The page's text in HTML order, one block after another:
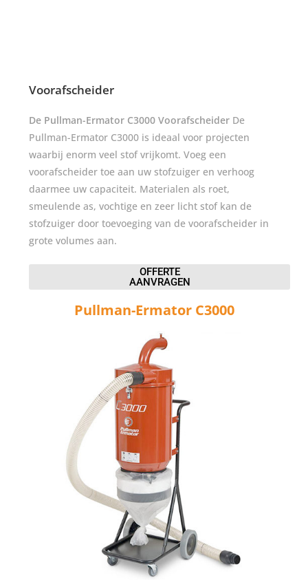
Voorafscheider
De Pullman-Ermator C3000 Voorafscheider De
Pullman-Ermator C3000 is ideaal voor projecten
waarbij enorm veel stof vrijkomt. Voeg een
voorafscheider toe aan uw stofzuiger en verhoog
daarmee uw capaciteit. Materialen als roet,
smeulende as, vochtige en zeer licht stof kan de
stofzuiger door toevoeging van de voorafscheider in
grote volumes aan.
OFFERTE
AANVRAGEN
Pullman-Ermator C3000